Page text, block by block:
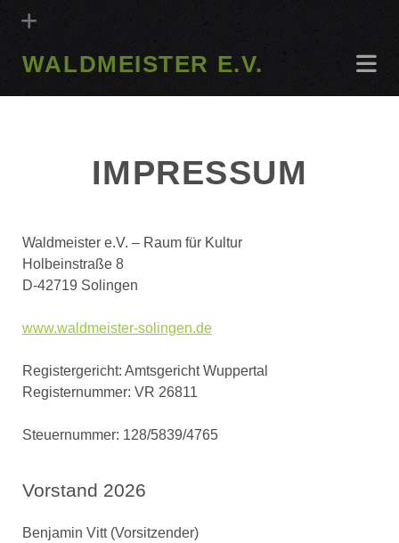
WALDMEISTER E.V.
IMPRESSUM
Waldmeister e.V. – Raum für Kultur
Holbeinstraße 8
D-42719 Solingen
www.waldmeister-solingen.de
Registergericht: Amtsgericht Wuppertal
Registernummer: VR 26811
Steuernummer: 128/5839/4765
Vorstand 2026
Benjamin Vitt (Vorsitzender)